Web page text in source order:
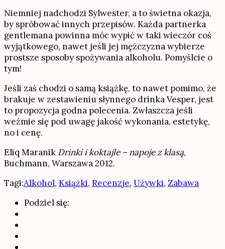
Niemniej nadchodzi Sylwester, a to świetna okazja,
by spróbować innych przepisów. Każda partnerka
gentlemana powinna móc wypić w taki wieczór coś
wyjątkowego, nawet jeśli jej mężczyzna wybierze
prostsze sposoby spożywania alkoholu. Pomyślcie o
tym!
Jeśli zaś chodzi o samą książkę, to nawet pomimo, że
brakuje w zestawieniu słynnego drinka Vesper, jest
to propozycja godna polecenia. Zwłaszcza jeśli
weźmie się pod uwagę jakość wykonania, estetykę,
no i cenę.
Eliq Maranik Drinki i koktajle – napoje z klasą,
Buchmann, Warszawa 2012.
Tagi:Alkohol, Książki, Recenzje, Używki, Zabawa
Podziel się: